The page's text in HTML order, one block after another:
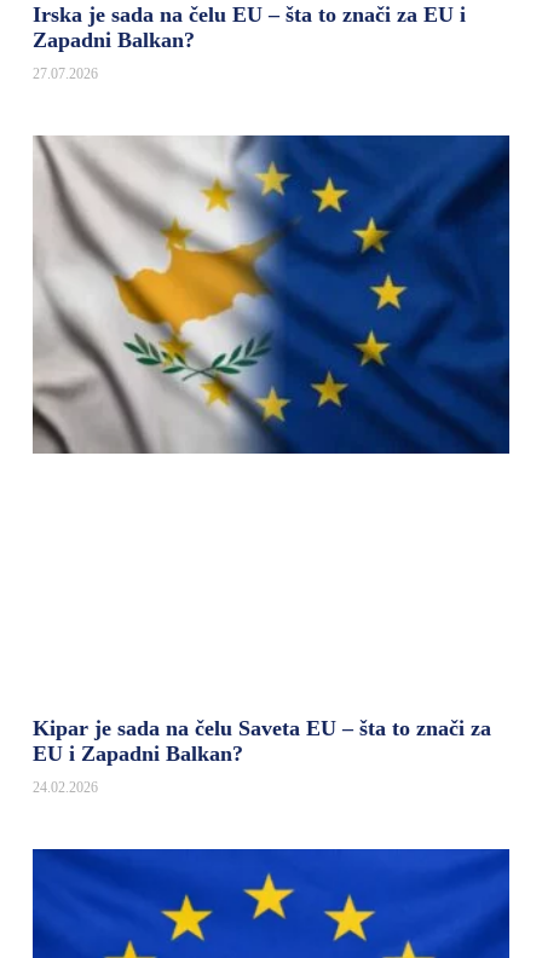
Irska je sada na čelu EU – šta to znači za EU i
Zapadni Balkan?
27.07.2026
Kipar je sada na čelu Saveta EU – šta to znači za
EU i Zapadni Balkan?
24.02.2026